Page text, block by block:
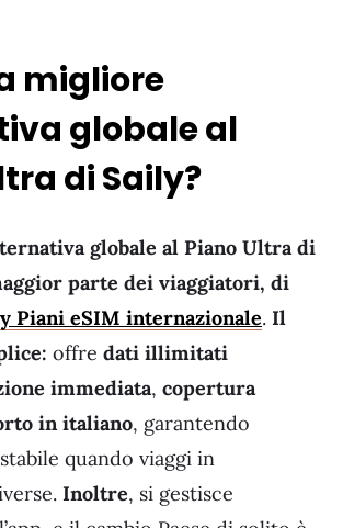
migliore
globale al
di Saily?
globale al Piano Ultra di
parte dei viaggiatori, di
Piani eSIM internazionale. Il
offre dati illimitati
immediata, copertura
in italiano, garantendo
quando viaggi in
Inoltre, si gestisce